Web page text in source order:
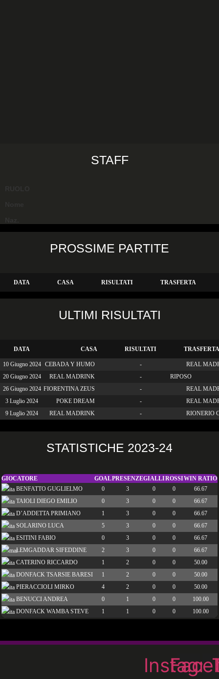
STAFF
PROSSIME PARTITE
DATA CASA RISULTATI TRASFERTA
ULTIMI RISULTATI
DATA CASA RISULTATI TRASFERTA
10 Giugno 2024 CEBADA Y HUMO -
REAL
20 Giugno 2024
REAL MADRINK -
RIPOSO
26 Giugno 2024 FIORENTINA ZEUS -
REAL
3 Luglio 2024
POKE DREAM -
REAL
9 Luglio 2024
REAL MADRINK - RIONERIO
STATISTICHE 2023-24
GIOCATORE GOALPRESENZEGIALLIROSSIWIN RATIO
BENFATTO GUGLIELMO
0 3 0 0
66.67
TAIOLI DIEGO EMILIO
0 3 0 0
66.67
D’ADDETTA PRIMIANO
1 3 0 0
66.67
SOLARINO LUCA
5 3 0 0
66.67
ESITINI FABIO
0 3 0 0
66.67
LEMGADDAR SIFEDDINE
2 3 0 0
66.67
CATERINO RICCARDO
1 2 0 0
50.00
DONFACK TSARSIE BARESI
1 2 0 0
50.00
PIERACCIOLI MIRKO
4 2 0 0
50.00
BENUCCI ANDREA
0 1 0 0
100.00
DONFACK WAMBA STEVE
1 1 0 0 100.00